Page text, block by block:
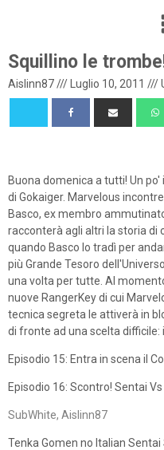
Squillino le
Aislinn87/// Luglio 10, 2011 ///
Buona domenica a tutti! Un
di Gokaiger. Marvelous
Basco, ex membro
racconterà agli altri la storia di
quando Basco lo tradì per
più Grande Tesoro
una volta per tutte. Al
nuove RangerKey di cui
tecnica segreta le attiverà in
di fronte ad una scelta difficile:
Episodio 15: Entra in scena il
Episodio 16: Scontro! Sentai
SubWhite, Aislinn87
Tenka Gomen no Italian